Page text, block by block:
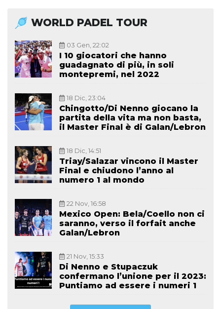
WORLD PADEL TOUR
03 Gen, 22:02
I 10 giocatori che hanno
guadagnato di più, in soli
montepremi, nel 2022
18 Dic, 23:04
Chingotto/Di Nenno giocano la
partita della vita ma non basta,
il Master Final è di Galan/Lebron
18 Dic, 14:51
Triay/Salazar vincono il Master
Final e chiudono l’anno al
numero 1 al mondo
22 Nov, 16:58
Mexico Open: Bela/Coello non ci
saranno, verso il forfait anche
Galan/Lebron
21 Nov, 15:33
Di Nenno e Stupaczuk
confermano l’unione per il 2023:
Puntiamo ad essere i numeri 1